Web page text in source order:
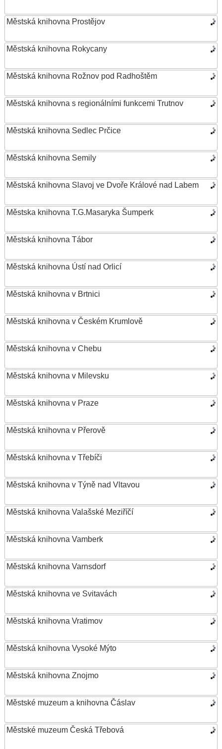
Městská knihovna Prostějov
Městská knihovna Rokycany
Městská knihovna Rožnov pod Radhoštěm
Městská knihovna s regionálními funkcemi Trutnov
Městská knihovna Sedlec Prčice
Městská knihovna Semily
Městská knihovna Slavoj ve Dvoře Králové nad Labem
Městska knihovna T.G.Masaryka Šumperk
Městská knihovna Tábor
Městská knihovna Ústí nad Orlicí
Městská knihovna v Brtnici
Městská knihovna v Českém Krumlově
Městská knihovna v Chebu
Městská knihovna v Milevsku
Městská knihovna v Praze
Městská knihovna v Přerově
Městská knihovna v Třebíči
Městská knihovna v Týně nad Vltavou
Městská knihovna Valašské Meziříčí
Městská knihovna Vamberk
Městská knihovna Varnsdorf
Městská knihovna ve Svitavách
Městská knihovna Vratimov
Městská knihovna Vysoké Mýto
Městská knihovna Znojmo
Městské muzeum a knihovna Čáslav
Městské muzeum Česká Třebová